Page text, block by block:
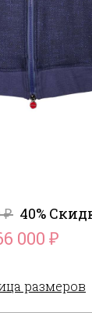
₽ 40%
000 ₽
размеров